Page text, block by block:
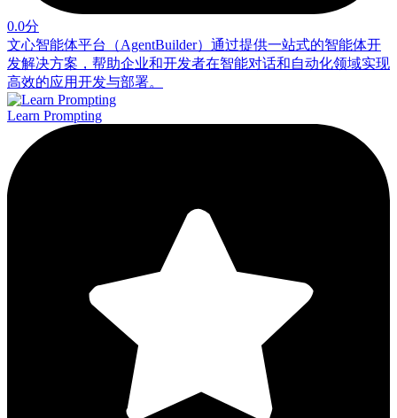
0.0分
文心智能体平台（AgentBuilder）通过提供一站式的智能体开
发解决方案，帮助企业和开发者在智能对话和自动化领域实现
高效的应用开发与部署。
Learn Prompting